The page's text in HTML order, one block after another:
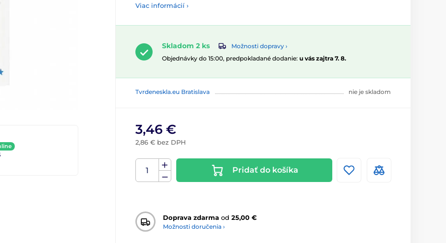
Viac informácií ›
Skladom 2 ks
Možnosti dopravy ›
Objednávky do 15:00, predpokladané dodanie: u vás zajtra 7. 8.
Tvrdeneskla.eu Bratislava nie je skladom
3,46 €
2,86 € bez DPH
Pridať do košíka
Doprava zdarma od 25,00 €
Možnosti doručenia ›